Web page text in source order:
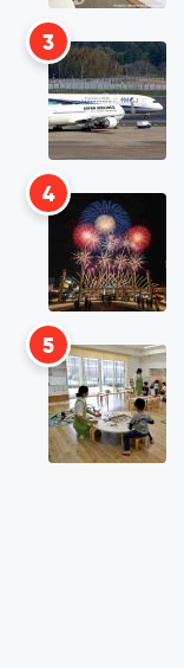
3
4
5